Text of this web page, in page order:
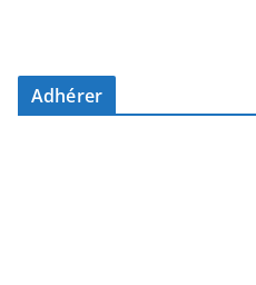
Adhérer